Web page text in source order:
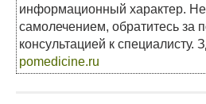
информационный характер.
самолечением, обратитесь за
консультацией к специалисту.
pomedicine.ru